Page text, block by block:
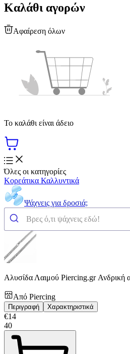
Καλάθι αγορών
Αφαίρεση όλων
Το καλάθι είναι άδειο
Όλες οι κατηγορίες
Κορεάτικα Καλλυντικά
Ψάχνεις για δροσιά;
Αλυσίδα Λαιμού Piercing.gr Ανδρική
Από Piercing
Περιγραφή Χαρακτηριστικά
€14
40